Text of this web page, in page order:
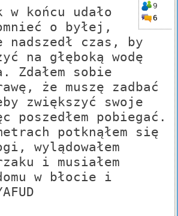
9
6
końcu udało
o byłej,
nadszedł czas, by
na głęboką wodę
Zdałem sobie
że muszę zadbać
zwiększyć swoje
poszedłem pobiegać.
potknąłem się
wylądowałem
i musiałem
w błocie i